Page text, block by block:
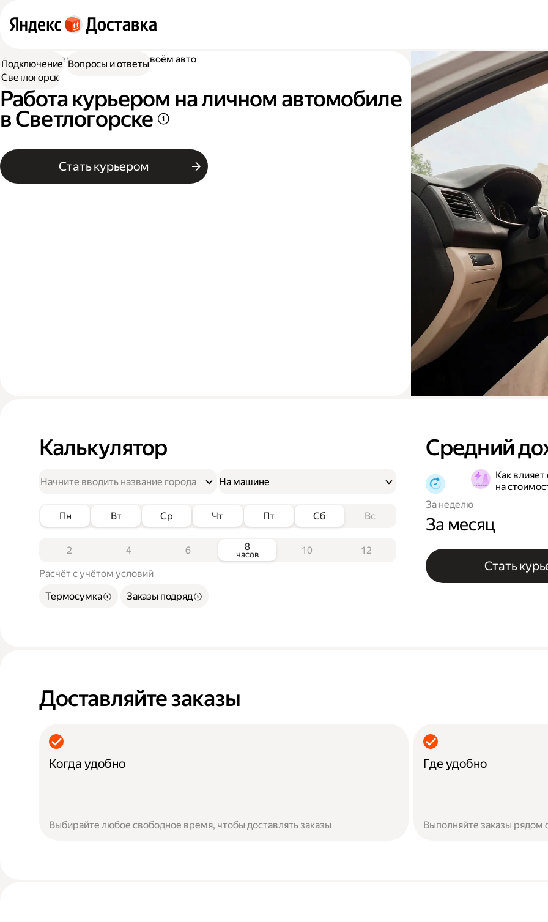
Работа водителем
Работа на своём авто
Светлогорск
Работа курьером на личном автомобиле
в Светлогорске
Стать курьером
Подключение Вопросы и ответы
Калькулятор
На машине
Пн Вт Ср Чт Пт Сб Вс
2 4 6 8
часов 10 12
Расчёт с учётом условий
Термосумка
Заказы подряд
Средний
Как влияет
на
За неделю
За месяц
Стать
Доставляйте заказы
Когда удобно
Выбирайте любое свободное время, чтобы доставлять заказы
Где удобно
Выполняйте заказы